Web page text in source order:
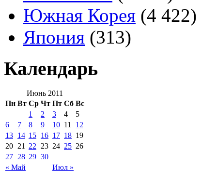
Южная Корея (4 422)
Япония (313)
Календарь
Июнь 2011
Пн Вт Ср Чт Пт Сб Вс
« Май Июл »
1 2 3 4
5
6
7 8 9 10 11
12
13 14 15 16 17 18 19
20 21 22 23 24 25 26
27 28 29 30